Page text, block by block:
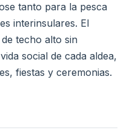
tanto para la pesca
interinsulares. El
techo alto sin
social de cada aldea,
fiestas y ceremonias.